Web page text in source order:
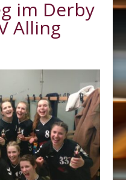
im Derby
Alling